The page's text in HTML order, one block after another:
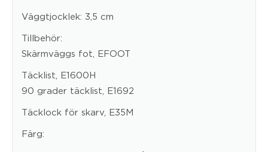
Väggtjocklek: 3,5 cm
Tillbehör:
Skärmväggs fot, EFOOT
Täcklist, E1600H
90 grader täcklist, E1692
Täcklock för skarv, E35M
Färg: